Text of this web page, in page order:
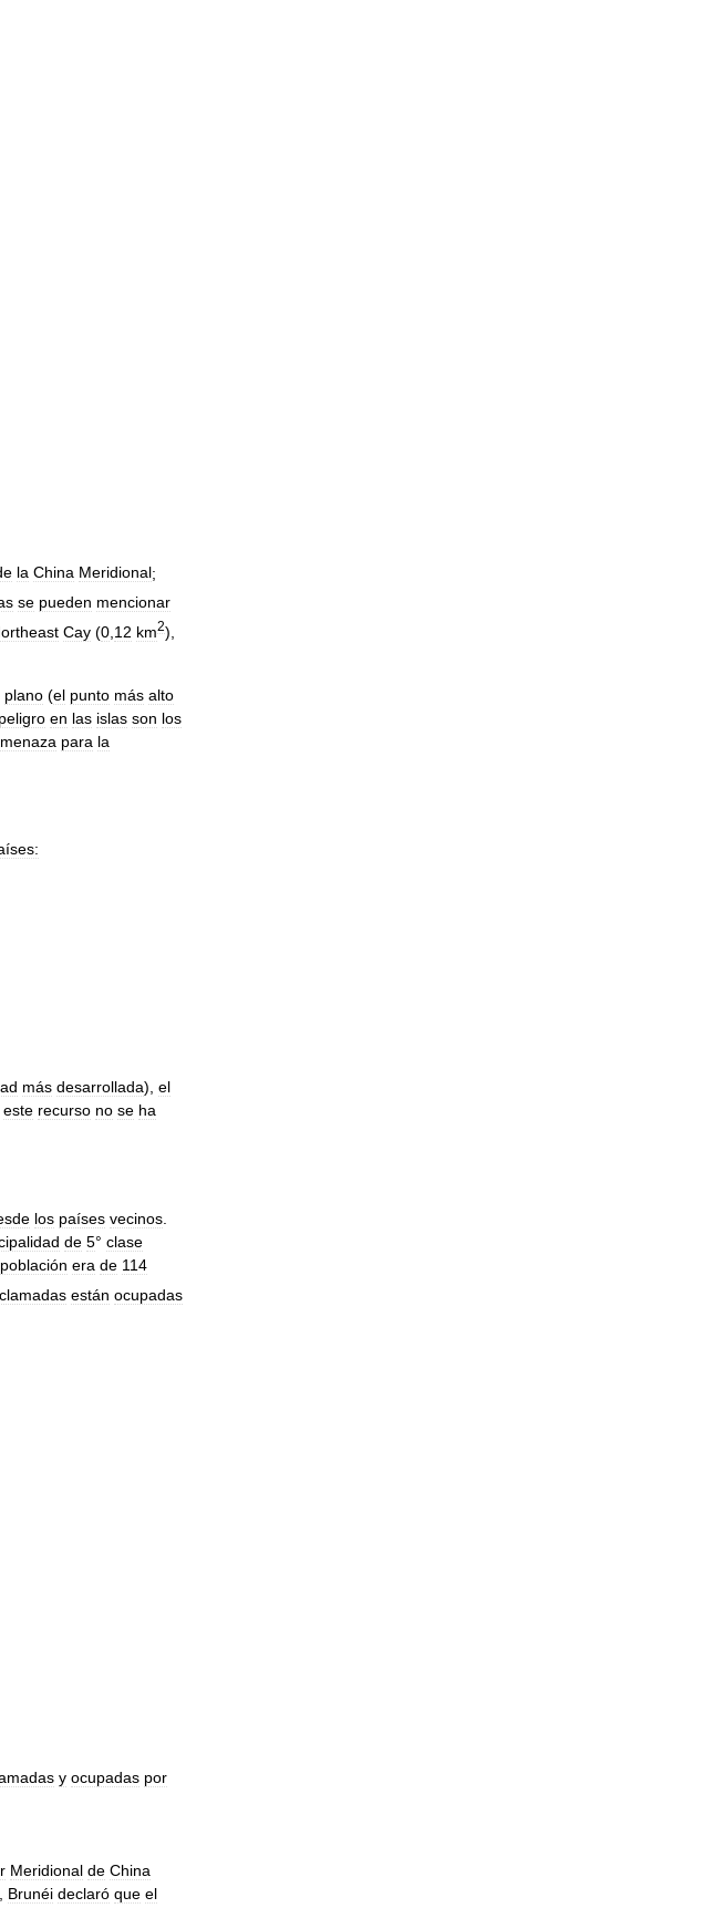
la China Meridional;
se pueden mencionar
Cay (0 12 km2),
plano (el punto más alto
peligro en las islas son los
para la
más desarrollada), el
este recurso no se ha
los países vecinos
de 5° clase
población era de 114
están ocupadas
y ocupadas por
Meridional de China
Brunéi declaró que el